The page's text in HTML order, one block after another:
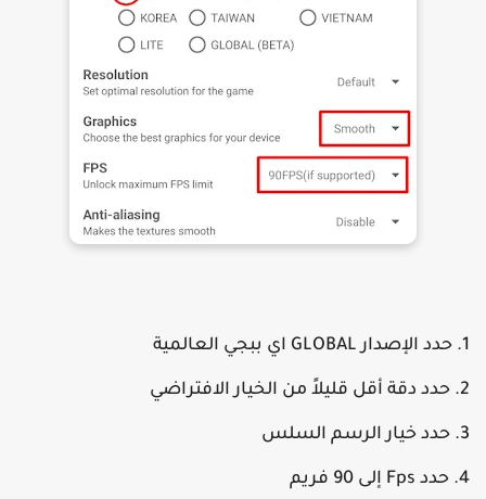
حدد الإصدار GLOBAL اي ببجي العالمية
حدد دقة أقل قليلاً من الخيار الافتراضي
حدد خيار الرسم السلس
حدد Fps إلى 90 فريم